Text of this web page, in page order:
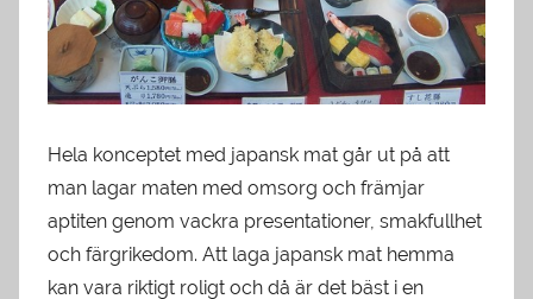
Hela konceptet med japansk mat går ut på att
man lagar maten med omsorg och främjar
aptiten genom vackra presentationer, smakfullhet
och färgrikedom. Att laga japansk mat hemma
kan vara riktigt roligt och då är det bäst i en